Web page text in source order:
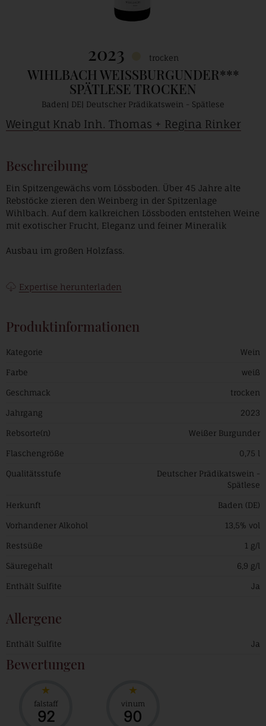
2023 trocken
WIHLBACH WEISSBURGUNDER***
SPÄTLESE TROCKEN
Baden DE Deutscher Prädikatswein - Spätlese
Weingut Knab Inh. Thomas + Regina Rinker
Beschreibung
Ein Spitzengewächs vom Lössboden. Über 45 Jahre alte
Rebstöcke zieren den Weinberg in der Spitzenlage
Wihlbach. Auf dem kalkreichen Lössboden entstehen Weine
mit exotischer Frucht, Eleganz und feiner Mineralik
Ausbau im großen Holzfass.
Expertise herunterladen
Produktinformationen
Kategorie Wein
Farbe weiß
Geschmack trocken
Jahrgang 2023
Rebsorte(n) Weißer Burgunder
Flaschengröße 0,75 l
Qualitätsstufe
Deutscher Prädikatswein -
Spätlese
Herkunft Baden (DE)
Vorhandener Alkohol 13,5% vol
Restsüße 1 g/l
Säuregehalt 6,9 g/l
Enthält Sulfite Ja
Allergene
Enthält Sulfite Ja
Bewertungen
falstaff
92
vinum
90